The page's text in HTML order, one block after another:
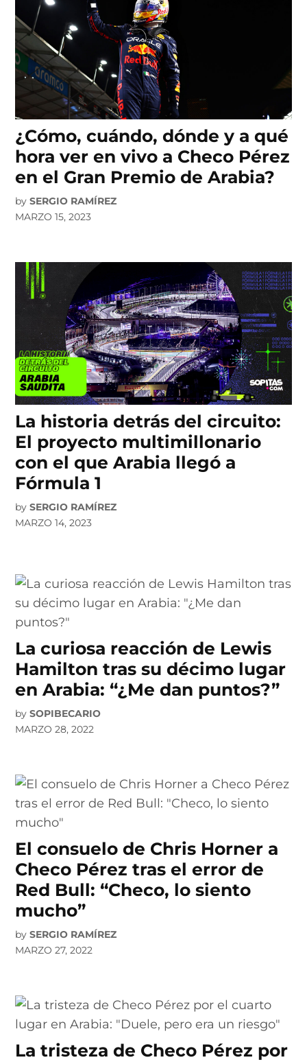
¿Cómo, cuándo, dónde y a qué
hora ver en vivo a Checo Pérez
en el Gran Premio de Arabia?
by SERGIO RAMÍREZ
MARZO 15, 2023
La historia detrás del circuito:
El proyecto multimillonario
con el que Arabia llegó a
Fórmula 1
by SERGIO RAMÍREZ
MARZO 14, 2023
La curiosa reacción de Lewis
Hamilton tras su décimo lugar
en Arabia: “¿Me dan puntos?”
by SOPIBECARIO
MARZO 28, 2022
El consuelo de Chris Horner a
Checo Pérez tras el error de
Red Bull: “Checo, lo siento
mucho”
by SERGIO RAMÍREZ
MARZO 27, 2022
La tristeza de Checo Pérez por